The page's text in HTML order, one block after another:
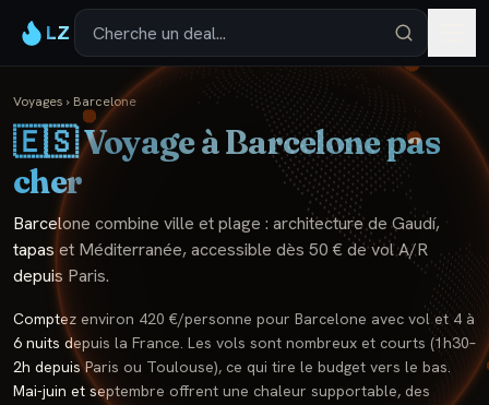
LZ
Voyages › Barcelone
🇪🇸Voyage àBarcelonepas
cher
Barcelone combine ville et plage : architecture de Gaudí,
tapas et Méditerranée, accessible dès 50 € de vol A/R
depuis Paris.
Comptez environ 420 €/personne pour Barcelone avec vol et 4 à
6 nuits depuis la France. Les vols sont nombreux et courts (1h30–
2h depuis Paris ou Toulouse), ce qui tire le budget vers le bas.
Mai-juin et septembre offrent une chaleur supportable, des